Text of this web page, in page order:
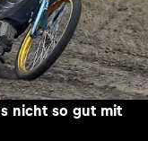
nicht so gut mit